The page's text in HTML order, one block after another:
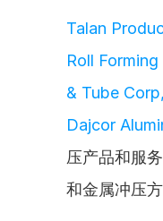
Talan
Roll
& Tube
Dajcor
压产品和服
和金属冲压